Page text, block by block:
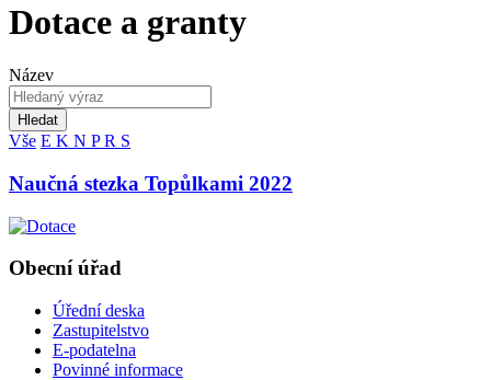
Dotace a granty
Název
Hledat
Vše E K N PR S
Naučná stezka Topůlkami 2022
Obecní úřad
Úřední deska
Zastupitelstvo
E-podatelna
Povinné informace